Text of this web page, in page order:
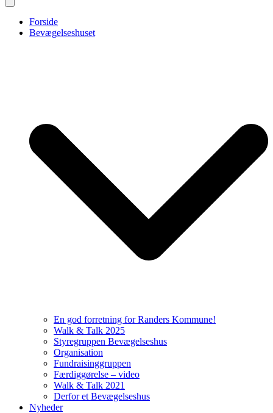
Forside
Bevægelseshuset
En god forretning for Randers Kommune!
Walk & Talk 2025
Styregruppen Bevægelseshus
Organisation
Fundraisinggruppen
Færdiggørelse – video
Walk & Talk 2021
Derfor et Bevægelseshus
Nyheder